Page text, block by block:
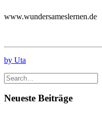
www.wundersameslernen.de
by Uta
Neueste Beiträge